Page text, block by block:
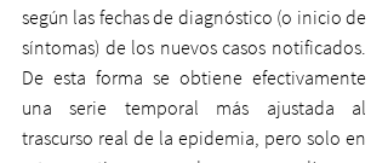
según las fechas de diagnóstico (o inicio de
síntomas) de los nuevos casos notificados.
De esta forma se obtiene efectivamente
una serie temporal más ajustada al
trascurso real de la epidemia, pero solo en